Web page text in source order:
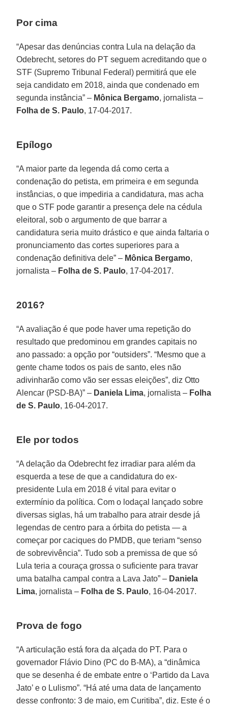
Por cima
“Apesar das denúncias contra Lula na delação da
Odebrecht, setores do PT seguem acreditando que o
STF (Supremo Tribunal Federal) permitirá que ele
seja candidato em 2018, ainda que condenado em
segunda instância” – Mônica Bergamo, jornalista –
Folha de S. Paulo, 17-04-2017.
Epílogo
“A maior parte da legenda dá como certa a
condenação do petista, em primeira e em segunda
instâncias, o que impediria a candidatura, mas acha
que o STF pode garantir a presença dele na cédula
eleitoral, sob o argumento de que barrar a
candidatura seria muito drástico e que ainda faltaria o
pronunciamento das cortes superiores para a
condenação definitiva dele” – Mônica Bergamo,
jornalista – Folha de S. Paulo, 17-04-2017.
2016?
“A avaliação é que pode haver uma repetição do
resultado que predominou em grandes capitais no
ano passado: a opção por “outsiders”. “Mesmo que a
gente chame todos os pais de santo, eles não
adivinharão como vão ser essas eleições”, diz Otto
Alencar (PSD-BA)” – Daniela Lima, jornalista – Folha
de S. Paulo, 16-04-2017.
Ele por todos
“A delação da Odebrecht fez irradiar para além da
esquerda a tese de que a candidatura do ex-
presidente Lula em 2018 é vital para evitar o
extermínio da política. Com o lodaçal lançado sobre
diversas siglas, há um trabalho para atrair desde já
legendas de centro para a órbita do petista — a
começar por caciques do PMDB, que teriam “senso
de sobrevivência”. Tudo sob a premissa de que só
Lula teria a couraça grossa o suficiente para travar
uma batalha campal contra a Lava Jato” – Daniela
Lima, jornalista – Folha de S. Paulo, 16-04-2017.
Prova de fogo
“A articulação está fora da alçada do PT. Para o
governador Flávio Dino (PC do B-MA), a “dinâmica
que se desenha é de embate entre o ‘Partido da Lava
Jato’ e o Lulismo”. “Há até uma data de lançamento
desse confronto: 3 de maio, em Curitiba”, diz. Este é o